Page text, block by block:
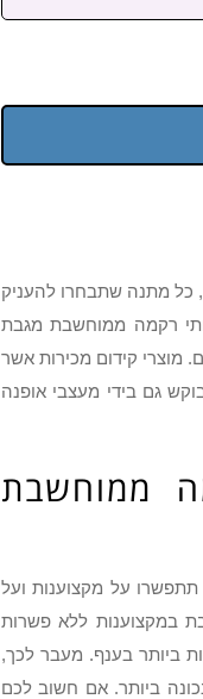
מתנה שתבחרו להעניק
רקמה ממוחשבת מגבת
מוצרי קידום מכירות אשר
גם בידי מעצבי אופנה
ממוחשבת
על מקצוענות ועל
במקצוענות ללא פשרות
ביותר בענף. מעבר לכך,
ביותר. אם חשוב לכם